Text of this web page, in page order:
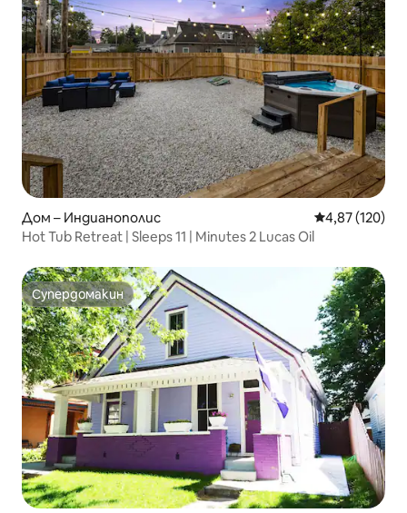
Дом – Индианополис Средна
4,87 (120)
Hot Tub Retreat | Sleeps 11 | Minutes 2 Lucas Oil
Супердомакин
Супердомакин